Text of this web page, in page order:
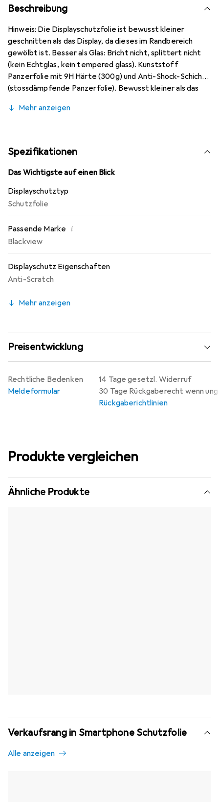
Beschreibung
Hinweis: Die Displayschutzfolie ist bewusst kleiner
geschnitten als das Display, da dieses im Randbereich
gewölbt ist. Besser als Glas: Bricht nicht, splittert nicht
(kein Echtglas, kein tempered glass). Kunststoff
Panzerfolie mit 9H Härte (300g) und Anti-Shock-Schicht
(stossdämpfende Panzerfolie). Bewusst kleiner als das
Fotos), blasenfrei und jederzeit rückstandsfrei zu
unsichtbar), ca. 0,2 mm dünn, oleophobische Anti-
Fingerprint Beschichtung. 10 Jahre Herstellergarantie -
Markenprodukt made in Germany.
Mehr anzeigen
Spezifikationen
Das Wichtigste auf einen Blick
Displayschutztyp
Schutzfolie
Passende Marke i
Blackview
Displayschutz Eigenschaften
Anti-Scratch
Mehr anzeigen
Preisentwicklung
14 Tage gesetzl. Widerruf
30 Tage Rückgaberecht wenn
Rückgaberichtlinien
Rechtliche Bedenken
Meldeformular
Produkte vergleichen
Ähnliche Produkte
Verkaufsrang in Smartphone Schutzfolie
Alle anzeigen